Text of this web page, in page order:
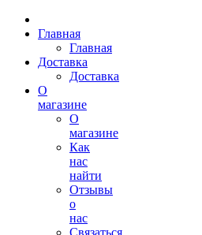
Главная
Главная
Доставка
Доставка
О
магазине
О
магазине
Как
нас
найти
Отзывы
о
нас
Связаться